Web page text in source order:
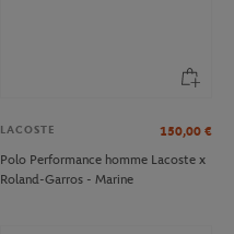
LACOSTE 150,00 €
Polo Performance homme Lacoste x
Roland-Garros - Marine